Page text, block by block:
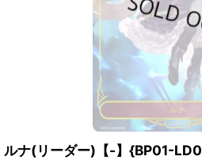
ルナ(リーダー)【-】{BP01-